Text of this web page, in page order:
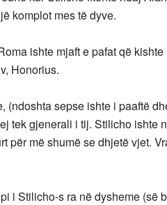
komplot mes të dyve.
ishte mjaft e pafat që
Honorius.
(ndoshta sepse ishte i paaftë
tek gjenerali i tij. Stilicho ishte
për më shumë se dhjetë vjet.
i Stilicho-s ra në dysheme (së